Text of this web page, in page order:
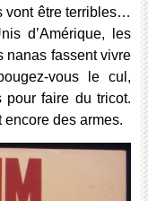
vont être terribles…
d’Amérique, les
nanas fassent vivre
vous le cul,
pour faire du tricot.
encore des armes.